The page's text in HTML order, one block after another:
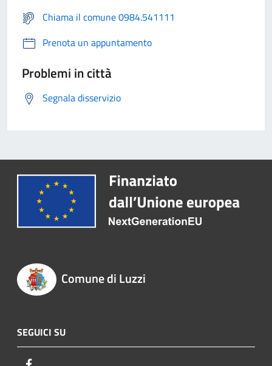
Chiama il comune 0984.541111
Prenota un appuntamento
Problemi in città
Segnala disservizio
Comune di Luzzi
SEGUICI SU